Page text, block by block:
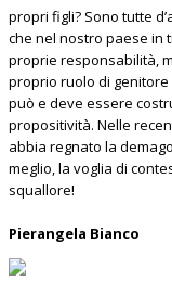
propri figli? Sono tutte
che nel nostro paese in
proprie responsabilità,
proprio ruolo di
può e deve essere
propositività. Nelle
abbia regnato la
meglio, la voglia di
squallore!
Pierangela Bianco